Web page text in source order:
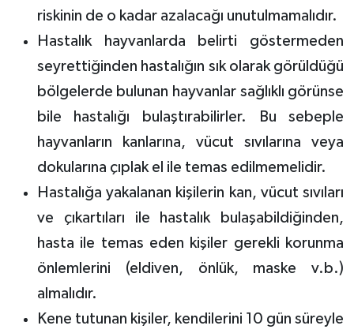
riskinin de o kadar azalacağı unutulmamalıdır.
Hastalık hayvanlarda belirti göstermeden
seyrettiğinden hastalığın sık olarak görüldüğü
bölgelerde bulunan hayvanlar sağlıklı görünse
bile hastalığı bulaştırabilirler. Bu sebeple
hayvanların kanlarına, vücut sıvılarına veya
dokularına çıplak el ile temas edilmemelidir.
Hastalığa yakalanan kişilerin kan, vücut sıvıları
ve çıkartıları ile hastalık bulaşabildiğinden,
hasta ile temas eden kişiler gerekli korunma
önlemlerini (eldiven, önlük, maske v.b.)
almalıdır.
Kene tutunan kişiler, kendilerini 10 gün süreyle